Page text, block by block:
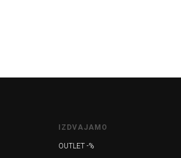
IZDVAJAMO
OUTLET -%